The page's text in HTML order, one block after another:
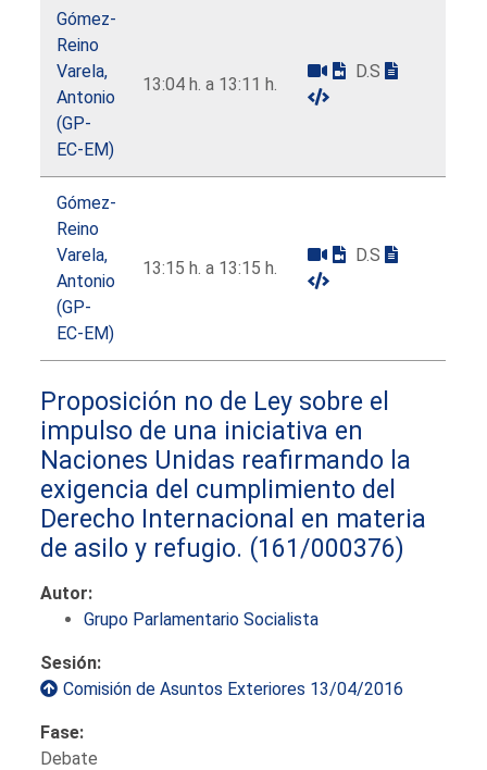
Gómez-
Reino
Varela,
Antonio
(GP-
EC-EM)
13:04 h. a 13:11 h.
D.S
Gómez-
Reino
Varela,
Antonio
(GP-
EC-EM)
13:15 h. a 13:15 h.
D.S
Proposición no de Ley sobre el
impulso de una iniciativa en
Naciones Unidas reafirmando la
exigencia del cumplimiento del
Derecho Internacional en materia
de asilo y refugio. (161/000376)
Autor:
Grupo Parlamentario Socialista
Sesión:
Comisión de Asuntos Exteriores 13/04/2016
Fase:
Debate